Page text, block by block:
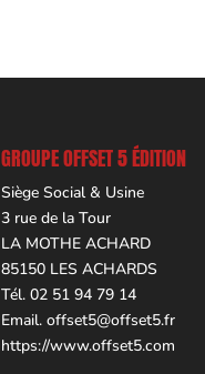
GROUPE OFFSET 5 ÉDITION
Siège Social & Usine
3 rue de la Tour
LA MOTHE ACHARD
85150 LES ACHARDS
Tél. 02 51 94 79 14
Email.offset5@offset5.fr
https://www.offset5.com